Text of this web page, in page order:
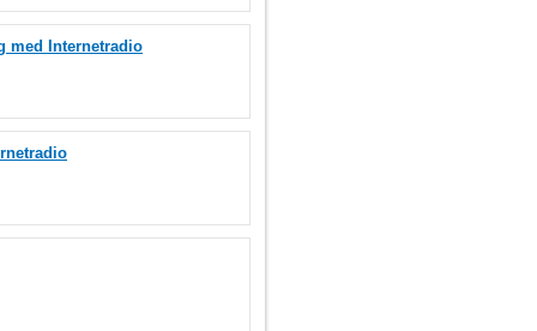
med Internetradio